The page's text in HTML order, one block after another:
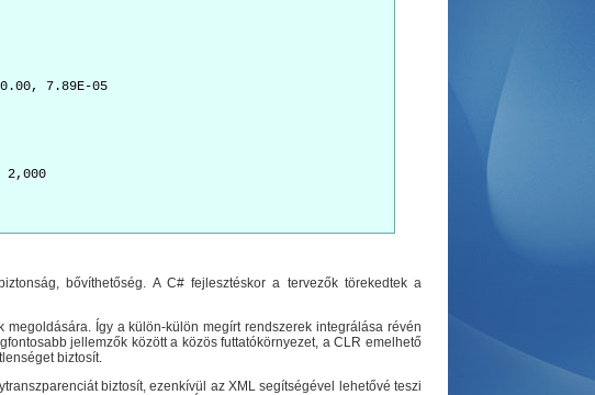
7.89E-05
2,000
bővíthetőség. A C# fejlesztéskor a tervezők törekedtek a
Így a külön-külön megírt rendszerek integrálása révén
jellemzők között a közös futtatókörnyezet, a CLR emelhető
biztosít.
biztosít, ezenkívül az XML segítségével lehetővé teszi